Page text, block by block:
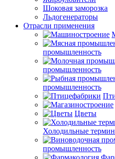
Шоковая заморозка
Льдогенераторы
Отрасли применения
промышленность
промышленность
промышленность
Цветы
Холодильные
промышленность